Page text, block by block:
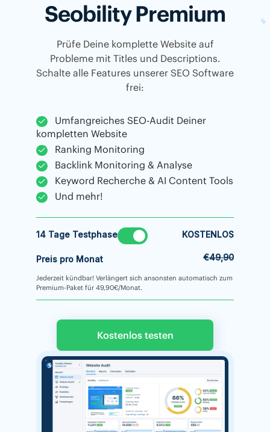
Seobility Premium
Prüfe Deine komplette Website auf
Probleme mit Titles und Descriptions.
Schalte alle Features unserer SEO Software
frei:
Umfangreiches SEO-Audit Deiner
kompletten Website
Ranking Monitoring
Backlink Monitoring & Analyse
Keyword Recherche & AI Content Tools
Und mehr!
14 Tage Testphase KOSTENLOS
Preis pro Monat €49,90
Jederzeit kündbar! Verlängert sich ansonsten automatisch zum
Premium-Paket für 49,90€/Monat.
Kostenlos testen